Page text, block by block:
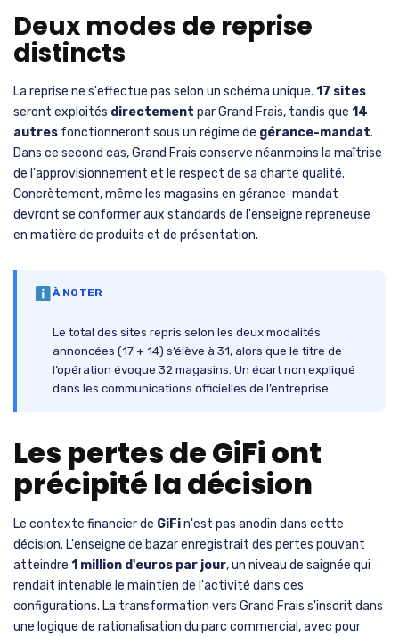
Deux modes de reprise
distincts
La reprise ne s'effectue pas selon un schéma unique. 17 sites
seront exploités directement par Grand Frais, tandis que 14
autres fonctionneront sous un régime de gérance-mandat.
Dans ce second cas, Grand Frais conserve néanmoins la maîtrise
de l'approvisionnement et le respect de sa charte qualité.
Concrètement, même les magasins en gérance-mandat
devront se conformer aux standards de l'enseigne repreneuse
en matière de produits et de présentation.
À NOTER
Le total des sites repris selon les deux modalités
annoncées (17 + 14) s’élève à 31, alors que le titre de
l’opération évoque 32 magasins. Un écart non expliqué
dans les communications officielles de l’entreprise.
Les pertes de GiFi ont
précipité la décision
Le contexte financier de GiFin'est pas anodin dans cette
décision. L'enseigne de bazar enregistrait des pertes pouvant
atteindre 1 million d'euros par jour, un niveau de saignée qui
rendait intenable le maintien de l'activité dans ces
configurations. La transformation vers Grand Frais s'inscrit dans
une logique de rationalisation du parc commercial, avec pour